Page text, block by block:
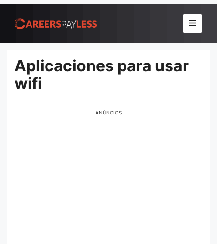
para
conteúdo
Menu
Aplicaciones para usar
wifi
ANÚNCIOS